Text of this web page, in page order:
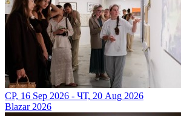
СР, 16 Sep 2026 - ЧТ, 20 Aug 2026
Blazar 2026